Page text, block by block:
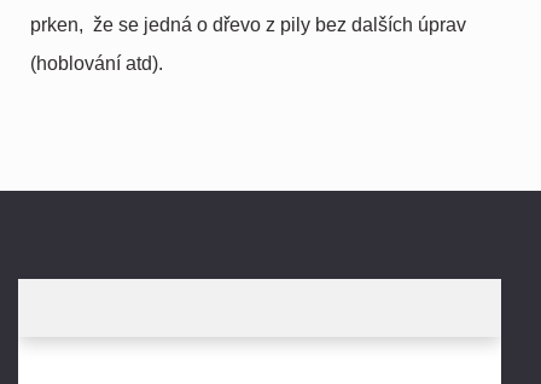
prken, že se jedná o dřevo z pily bez dalších úprav
(hoblování atd).